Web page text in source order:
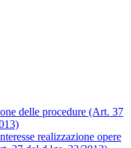
delle procedure (Art. 37
realizzazione opere